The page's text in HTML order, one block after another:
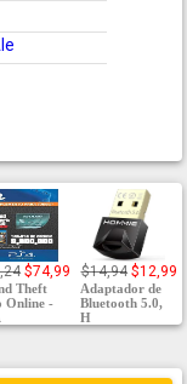
$74,99
Theft
Online -
$14,94 $12,99
Adaptador de
Bluetooth 5.0,
H